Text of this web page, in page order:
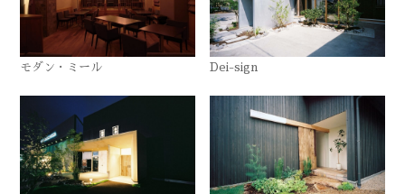
モダン・ミール Dei-sign